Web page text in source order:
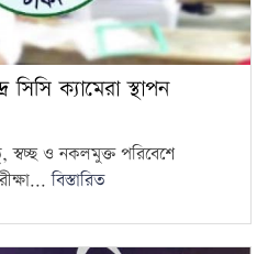
ক্যামেরা স্থাপন
স্বচ্ছ ও নকলমুক্ত পরিবেশে
বিস্তারিত